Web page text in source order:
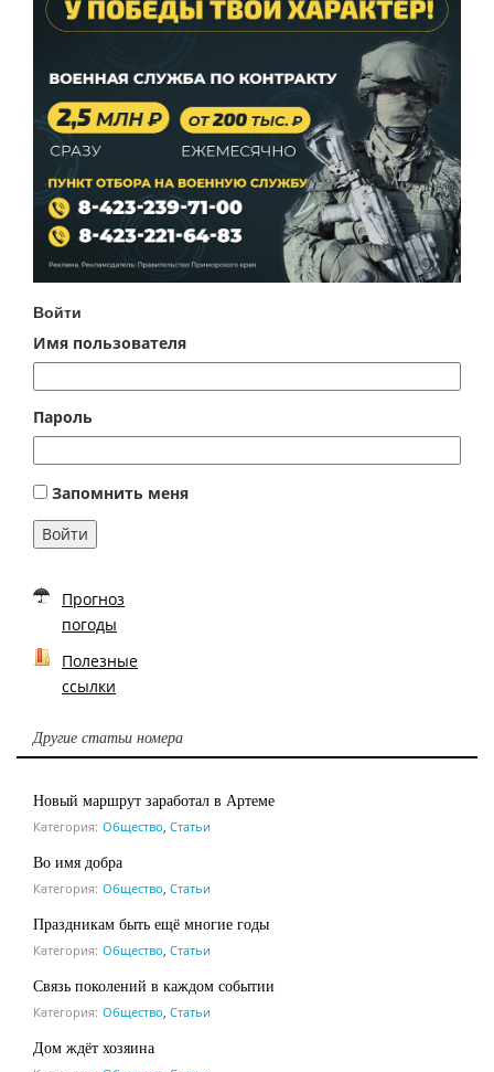
Войти
Имя пользователя
Пароль
Запомнить меня
Войти
Прогноз
погоды
Полезные
ссылки
Другие статьи номера
Новый маршрут заработал в Артеме
Категория: Общество, Статьи
Во имя добра
Категория: Общество, Статьи
Праздникам быть ещё многие годы
Категория: Общество, Статьи
Связь поколений в каждом событии
Категория: Общество, Статьи
Дом ждёт хозяина